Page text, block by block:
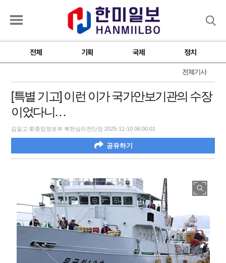
전체 기획 국제 정치
전체기사
[특별 기고] 이런 이가 국가안보기관의 수장
이었다니…
김일고 前중앙정보부 북한심리전단장 2025-11-10 06:00:01
공유하기